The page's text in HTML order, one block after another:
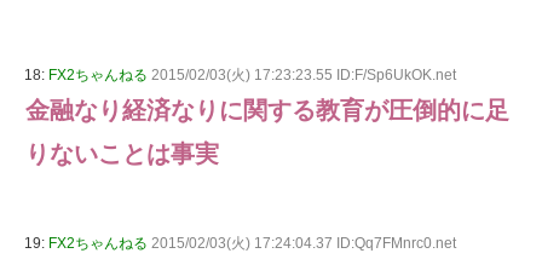
18: FX2ちゃんねる 2015/02/03(火) 17:23:23.55 ID:F/Sp6UkOK.net
金融なり経済なりに関する教育が圧倒的に足
りないことは事実
19: FX2ちゃんねる 2015/02/03(火) 17:24:04.37 ID:Qq7FMnrc0.net